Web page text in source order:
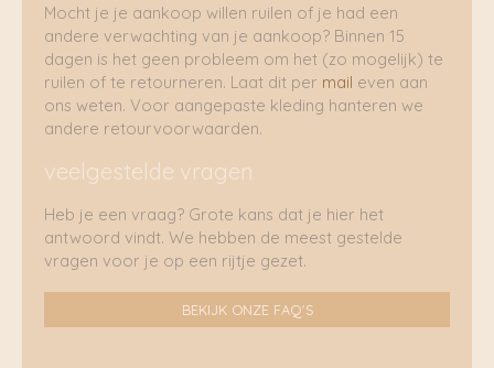
Mocht je je aankoop willen ruilen of je had een
andere verwachting van je aankoop? Binnen 15
dagen is het geen probleem om het (zo mogelijk) te
ruilen of te retourneren. Laat dit per mail even aan
ons weten. Voor aangepaste kleding hanteren we
andere retourvoorwaarden.
veelgestelde vragen
Heb je een vraag? Grote kans dat je hier het
antwoord vindt. We hebben de meest gestelde
vragen voor je op een rijtje gezet.
BEKIJK ONZE FAQ'S